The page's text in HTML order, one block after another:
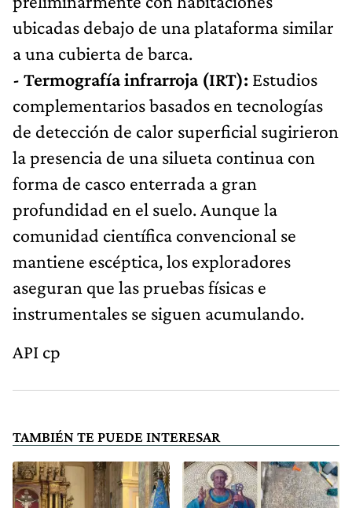
ubicadas debajo de una plataforma similar
a una cubierta de barca.
- Termografía infrarroja (IRT): Estudios
complementarios basados en tecnologías
de detección de calor superficial sugirieron
la presencia de una silueta continua con
forma de casco enterrada a gran
profundidad en el suelo. Aunque la
comunidad científica convencional se
mantiene escéptica, los exploradores
aseguran que las pruebas físicas e
instrumentales se siguen acumulando.
API cp
TAMBIÉN TE PUEDE INTERESAR